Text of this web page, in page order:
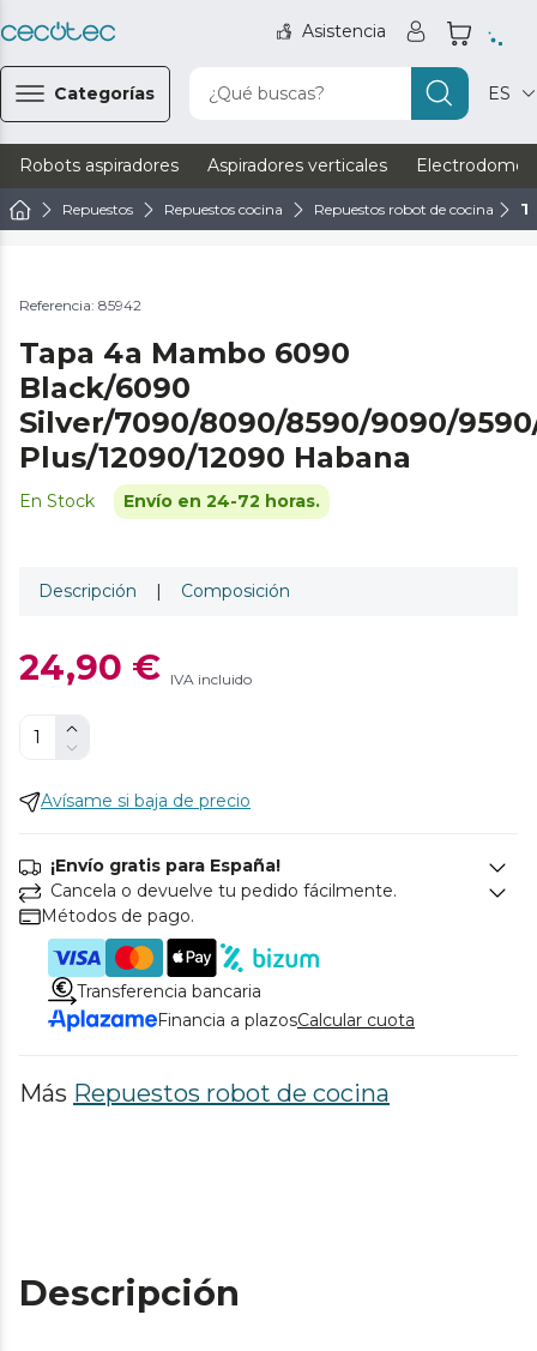
Asistencia
Categorías ¿Qué buscas? ES
Robots aspiradores Aspiradores verticales
Repuestos Repuestos cocina Repuestos robot de cocina
Referencia: 85942
Tapa 4a Mambo 6090
Black/6090
Silver/7090/8090/8590/9090/
Plus/12090/12090 Habana
En Stock Envío en 24-72 horas.
Descripción | Composición
24,90 € IVA incluido
Avísame si baja de precio
¡Envío gratis para España!
Cancela o devuelve tu pedido fácilmente.
Métodos de pago.
Transferencia bancaria
Financia a plazosCalcular cuota
Más Repuestos robot de cocina
Descripción